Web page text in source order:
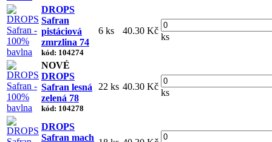
DROPS
Safran
pistáciová
zmrzlina 74
kód: 104274
6 ks 40.30 Kč
ks
NOVÉ
DROPS
Safran lesná
zelená 78
kód: 104278
22 ks 40.30 Kč
ks
DROPS
Safran mach